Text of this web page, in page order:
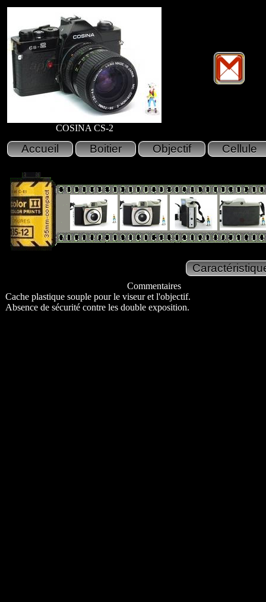
COSINA CS-2
Commentaires
Cache plastique souple pour le viseur et l'objectif.
Absence de sécurité contre les double exposition.